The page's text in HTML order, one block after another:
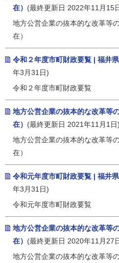
在） (最終更新日 2022年11月15
地方公営企業の抜本的な改革等
在）
令和２年度市町財政要覧 | 福井
年3月31日)
令和２年度市町財政要覧
地方公営企業の抜本的な改革等
在） (最終更新日 2021年11月1日)
地方公営企業の抜本的な改革等
在）
令和元年度市町財政要覧 | 福井
年3月31日)
令和元年度市町財政要覧
地方公営企業の抜本的な改革等
在） (最終更新日 2020年11月27
地方公営企業の抜本的な改革等